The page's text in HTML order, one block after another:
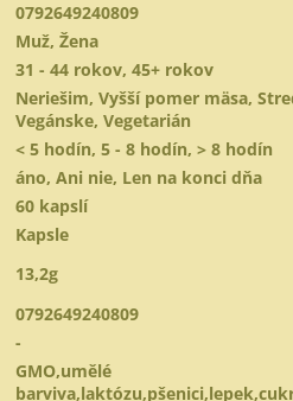
0792649240809
Muž, Žena
31 - 44 rokov, 45+ rokov
Neriešim, Vyšší pomer mäsa,
Vegánske, Vegetarián
< 5 hodín, 5 - 8 hodín, > 8 hodín
áno, Ani nie, Len na konci dňa
60 kapslí
Kapsle
13,2g
0792649240809
-
GMO,umělé